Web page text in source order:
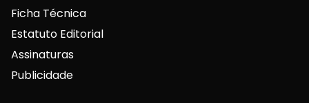
Ficha Técnica
Estatuto Editorial
Assinaturas
Publicidade